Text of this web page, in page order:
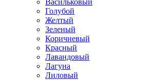
Васильковый
Голубой
Желтый
Зеленый
Коричневый
Красный
Лавандовый
Лагуна
Лиловый